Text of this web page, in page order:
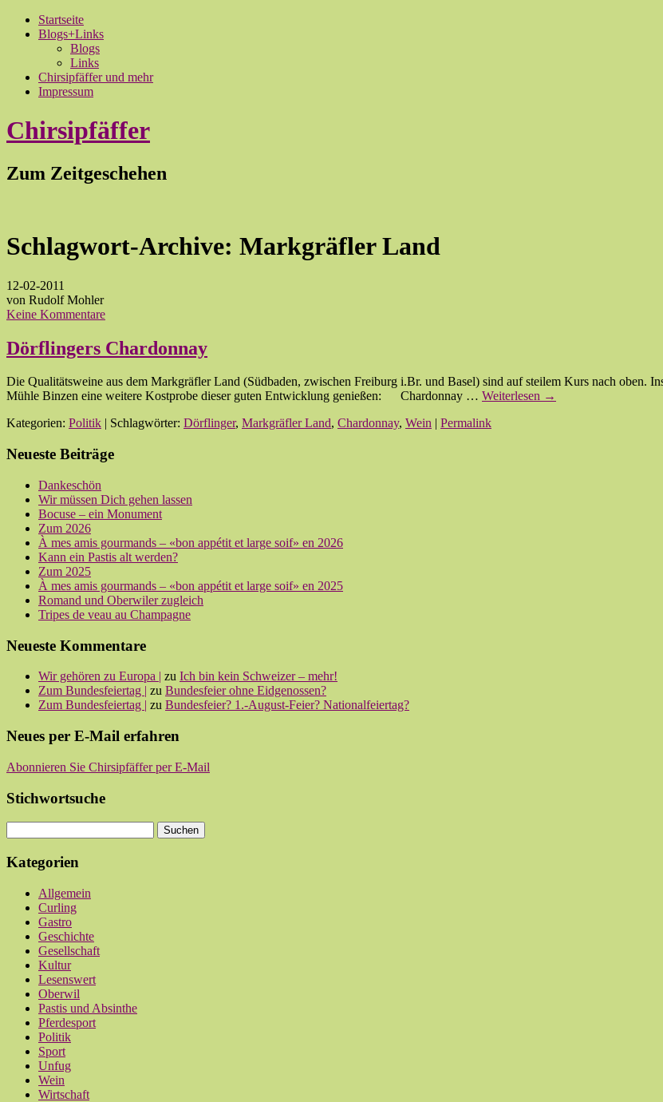
Startseite
Blogs+Links
Blogs
Links
Chirsipfäffer und mehr
Impressum
Chirsipfäffer
Zum Zeitgeschehen
Schlagwort-Archive: Markgräfler Land
12-02-2011
von Rudolf Mohler
Keine Kommentare
Dörflingers Chardonnay
Die Qualitätsweine aus dem Markgräfler Land (Südbaden, zwischen Freiburg i.Br. und Basel) sind auf steilem Kurs nach oben.
Mühle Binzen eine weitere Kostprobe dieser guten Entwicklung genießen: Chardonnay … Weiterlesen →
Kategorien: Politik | Schlagwörter: Dörflinger, Markgräfler Land, Chardonnay, Wein Permalink
Neueste Beiträge
Dankeschön
Wir müssen Dich gehen lassen
Bocuse – ein Monument
Zum 2026
À mes amis gourmands – «bon appétit et large soif» en 2026
Kann ein Pastis alt werden?
Zum 2025
À mes amis gourmands – «bon appétit et large soif» en 2025
Romand und Oberwiler zugleich
Tripes de veau au Champagne
Neueste Kommentare
Wir gehören zu Europa | zu Ich bin kein Schweizer – mehr!
Zum Bundesfeiertag | zu Bundesfeier ohne Eidgenossen?
Zum Bundesfeiertag | zu Bundesfeier? 1.-August-Feier? Nationalfeiertag?
Neues per E-Mail erfahren
Abonnieren Sie Chirsipfäffer per E-Mail
Stichwortsuche
Kategorien
Allgemein
Curling
Gastro
Geschichte
Gesellschaft
Kultur
Lesenswert
Oberwil
Pastis und Absinthe
Pferdesport
Politik
Sport
Unfug
Wein
Wirtschaft